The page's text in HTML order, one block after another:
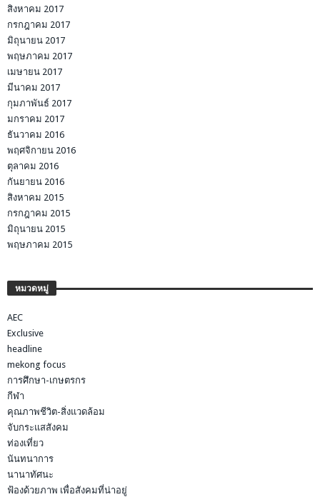
สิงหาคม 2017
กรกฎาคม 2017
มิถุนายน 2017
พฤษภาคม 2017
เมษายน 2017
มีนาคม 2017
กุมภาพันธ์ 2017
มกราคม 2017
ธันวาคม 2016
พฤศจิกายน 2016
ตุลาคม 2016
กันยายน 2016
สิงหาคม 2015
กรกฎาคม 2015
มิถุนายน 2015
พฤษภาคม 2015
หมวดหมู่
AEC
Exclusive
headline
mekong focus
การศึกษา-เกษตรกร
กีฬา
คุณภาพชีวิต-สิ่งแวดล้อม
จับกระแสสังคม
ท่องเที่ยว
นันทนาการ
นานาทัศนะ
ฟ้องด้วยภาพ เพื่อสังคมที่น่าอยู่